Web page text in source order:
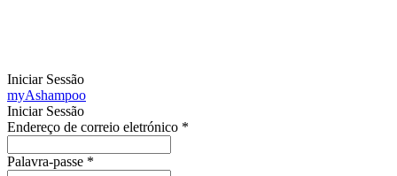
Iniciar Sessão
myAshampoo
Iniciar Sessão
Endereço de correio eletrónico *
Palavra-passe *